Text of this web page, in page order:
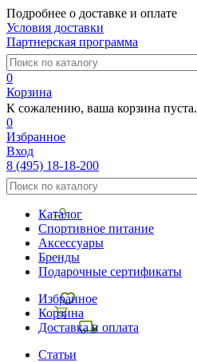
Подробнее о доставке и оплате
Условия доставки
Партнерская программа
0
Корзина
К сожалению, ваша корзина пуста.
0
Избранное
Вход
8 (495) 18-18-200
Каталог
Спортивное питание
Аксессуары
Бренды
Подарочные сертификаты
Избранное
Корзина
Доставка и оплата
Статьи